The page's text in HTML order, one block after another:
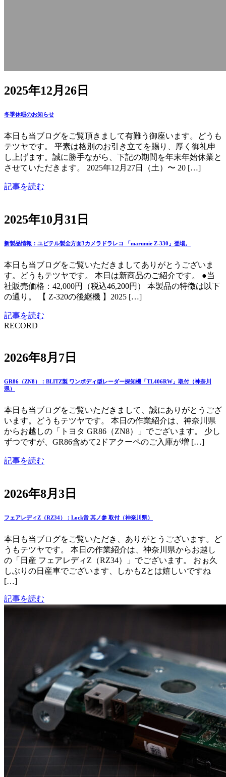
2025年12月26日
冬季休暇のお知らせ
本日も当ブログをご覧頂きまして有難う御座います。どうも
テツヤです。 平素は格別のお引き立てを賜り、厚く御礼申
し上げます。誠に勝手ながら、下記の期間を年末年始休業と
させていただきます。 2025年12月27日（土）〜 20 […]
記事を読む
2025年10月31日
新製品情報：ユピテル製全方面3カメラドラレコ 「marumie Z-330」登場。
本日も当ブログをご覧いただきましてありがとうございま
す。どうもテツヤです。 本日は新商品のご紹介です。 ●当
社販売価格：42,000円（税込46,200円） 本製品の特徴は以下
の通り。 【 Z-320の後継機 】2025 […]
記事を読む
RECORD
2026年8月7日
GR86（ZN8）：BLITZ製 ワンボディ型レーダー探知機「TL406RW」取付（神奈川
県）
本日も当ブログをご覧いただきまして、誠にありがとうござ
います。どうもテツヤです。 本日の作業紹介は、神奈川県
からお越しの「トヨタ GR86（ZN8）」でございます。 少し
ずつですが、GR86含めて2ドアクーペのご入庫が増 […]
記事を読む
2026年8月3日
フェアレディZ（RZ34）：Lock音 其ノ参 取付（神奈川県）
本日も当ブログをご覧いただき、ありがとうございます。ど
うもテツヤです。 本日の作業紹介は、神奈川県からお越し
の「日産 フェアレディZ（RZ34）」でございます。 おぉ久
しぶりの日産車でございます、しかもZとは嬉しいですね
[…]
記事を読む